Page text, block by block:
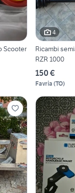
Scooter
4
Ricambi
RZR 1000
150 €
Favria (TO)